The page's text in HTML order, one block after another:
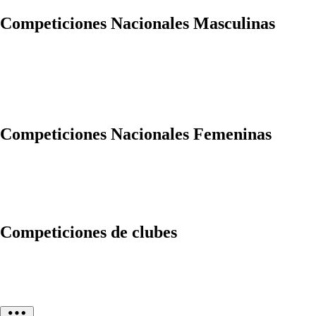
Competiciones Nacionales Masculinas
Competiciones Nacionales Femeninas
Competiciones de clubes